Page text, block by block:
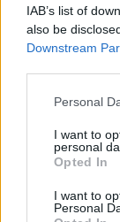
IAB’s list of
also be
Downstream
Personal
I want to
personal
Opted In
I want to
Personal
Via
Noi della
l'informazione